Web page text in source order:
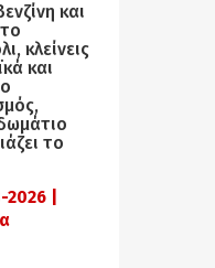
και
κλείνεις
και
το
|